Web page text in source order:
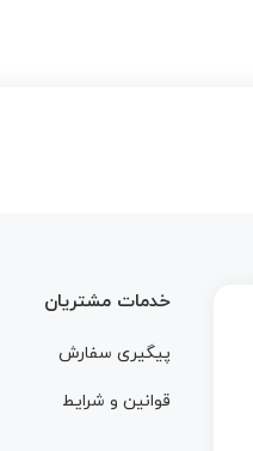
خدمات مشتریان
پیگیری سفارش
قوانین و شرایط